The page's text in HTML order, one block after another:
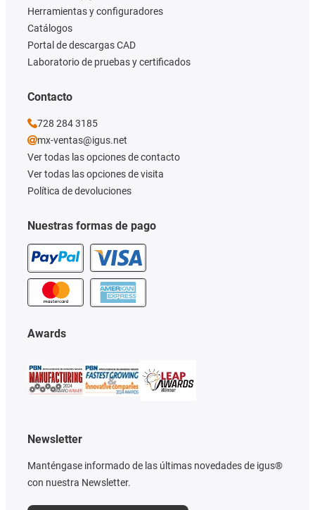
Nuestras formas de pago
Herramientas y configuradores
Catálogos
Portal de descargas CAD
Laboratorio de pruebas y certificados
Awards
Newsletter
Manténgase informado de las últimas novedades de igus®
con nuestra Newsletter.
Contacto
728 284 3185
mx-ventas@igus.net
Ver todas las opciones de contacto
Ver todas las opciones de visita
Política de devoluciones